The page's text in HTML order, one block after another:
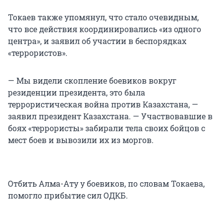
Токаев также упомянул, что стало очевидным,
что все действия координировались «из одного
центра», и заявил об участии в беспорядках
«террористов».
— Мы видели скопление боевиков вокруг
резиденции президента, это была
террористическая война против Казахстана, —
заявил президент Казахстана. — Участвовавшие в
боях «террористы» забирали тела своих бойцов с
мест боев и вывозили их из моргов.
Отбить Алма-Ату у боевиков, по словам Токаева,
помогло прибытие сил ОДКБ.